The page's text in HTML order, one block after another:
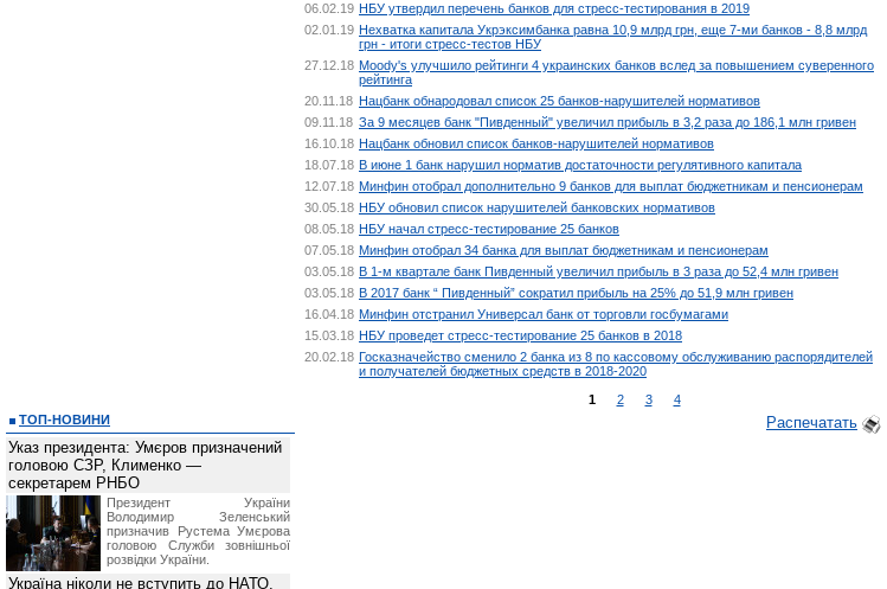
06.02.19 НБУ утвердил перечень банков для стресс-тестирования в 2019
02.01.19 Нехватка капитала Укрэксимбанка равна 10,9 млрд грн, еще 7-ми банков - 8,8 млрд
грн - итоги стресс-тестов НБУ
27.12.18 Moody's улучшило рейтинги 4 украинских банков вслед за повышением суверенного
рейтинга
20.11.18 Нацбанк обнародовал список 25 банков-нарушителей нормативов
09.11.18 За 9 месяцев банк "Пивденный" увеличил прибыль в 3,2 раза до 186,1 млн гривен
16.10.18 Нацбанк обновил список банков-нарушителей нормативов
18.07.18 В июне 1 банк нарушил норматив достаточности регулятивного капитала
12.07.18 Минфин отобрал дополнительно 9 банков для выплат бюджетникам и пенсионерам
30.05.18 НБУ обновил список нарушителей банковских нормативов
08.05.18 НБУ начал стресс-тестирование 25 банков
07.05.18 Минфин отобрал 34 банка для выплат бюджетникам и пенсионерам
03.05.18 В 1-м квартале банк Пивденный увеличил прибыль в 3 раза до 52,4 млн гривен
03.05.18 В 2017 банк “ Пивденный” сократил прибыль на 25% до 51,9 млн гривен
16.04.18 Минфин отстранил Универсал банк от торговли госбумагами
15.03.18 НБУ проведет стресс-тестирование 25 банков в 2018
20.02.18 Госказначейство сменило 2 банка из 8 по кассовому обслуживанию распорядителей
и получателей бюджетных средств в 2018-2020
1
2 3 4
Распечатать
ТОП-НОВИНИ
Указ президента: Умєров призначений
головою СЗР, Клименко —
секретарем РНБО
Президент України
Володимир Зеленський
призначив Pустема Умєрова
головою Служби зовнішньої
розвідки України.
Україна ніколи не вступить до НАТО,